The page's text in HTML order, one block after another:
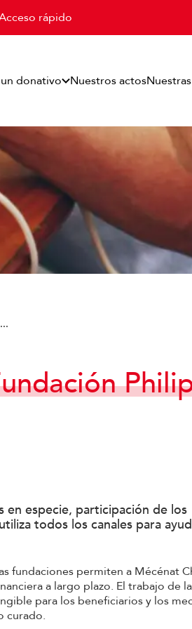
rápido
donativo Nuestros actos
en especie, participación de los
todos los canales para
fundaciones permiten a Mécénat
a largo plazo. El trabajo de
para los beneficiarios y los
curado.